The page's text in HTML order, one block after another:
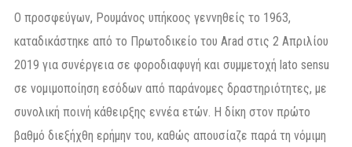
Ο προσφεύγων, Ρουμάνος υπήκοος γεννηθείς το 1963,
καταδικάστηκε από το Πρωτοδικείο του Arad στις 2 Απριλίου
2019 για συνέργεια σε φοροδιαφυγή και συμμετοχή lato sensu
σε νομιμοποίηση εσόδων από παράνομες δραστηριότητες, με
συνολική ποινή κάθειρξης εννέα ετών. Η δίκη στον πρώτο
βαθμό διεξήχθη ερήμην του, καθώς απουσίαζε παρά τη νόμιμη